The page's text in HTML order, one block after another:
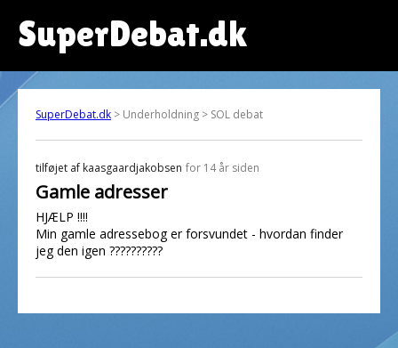
SuperDebat.dk
SuperDebat.dk > Underholdning > SOL debat
tilføjet af kaasgaardjakobsen for 14 år siden
Gamle adresser
HJÆLP !!!!
Min gamle adressebog er forsvundet - hvordan finder
jeg den igen ??????????